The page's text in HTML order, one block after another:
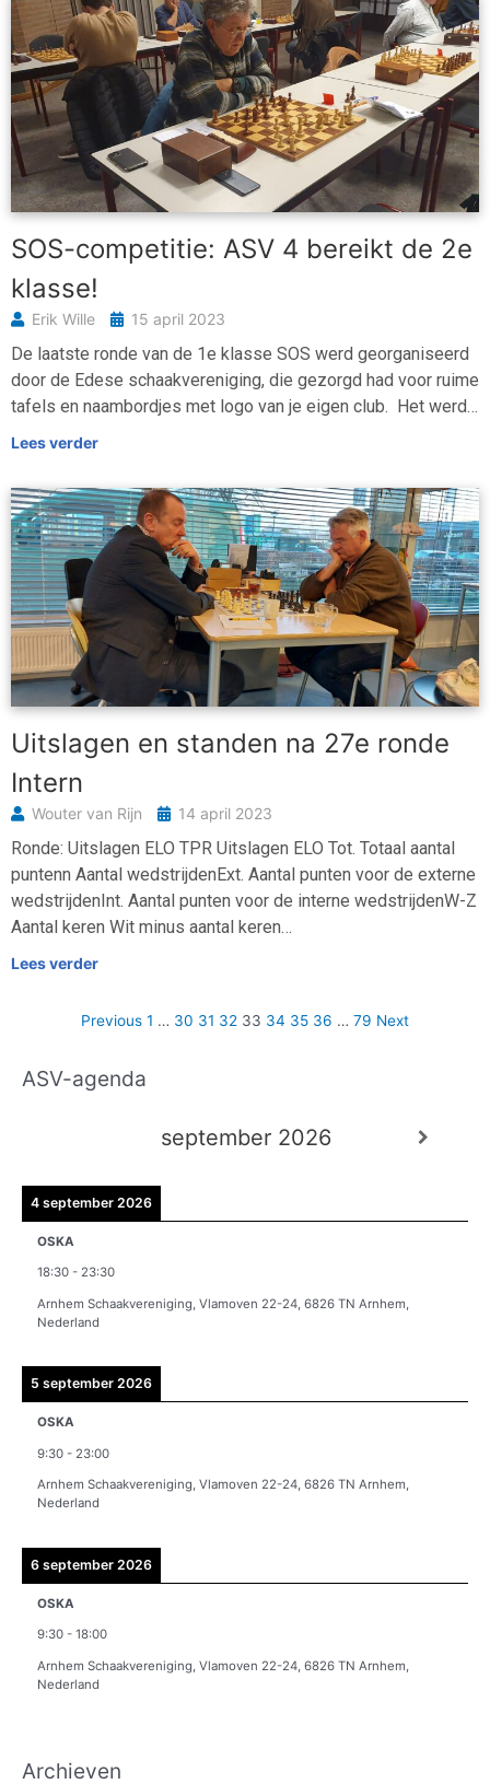
SOS-competitie: ASV 4 bereikt de 2e
klasse!
Erik Wille 15 april 2023
De laatste ronde van de 1e klasse SOS werd georganiseerd
door de Edese schaakvereniging, die gezorgd had voor ruime
tafels en naambordjes met logo van je eigen club. Het werd…
Lees verder
Uitslagen en standen na 27e ronde
Intern
Wouter van Rijn 14 april 2023
Ronde: Uitslagen ELO TPR Uitslagen ELO Tot. Totaal aantal
puntenn Aantal wedstrijdenExt. Aantal punten voor de externe
wedstrijdenInt. Aantal punten voor de interne wedstrijdenW-Z
Aantal keren Wit minus aantal keren…
Lees verder
Previous 1 … 30 31 32 33 34 35 36 … 79 Next
ASV-agenda
september 2026
4 september 2026
OSKA
18:30 - 23:30
Arnhem Schaakvereniging, Vlamoven 22-24, 6826 TN Arnhem,
Nederland
5 september 2026
OSKA
9:30 - 23:00
Arnhem Schaakvereniging, Vlamoven 22-24, 6826 TN Arnhem,
Nederland
6 september 2026
OSKA
9:30 - 18:00
Arnhem Schaakvereniging, Vlamoven 22-24, 6826 TN Arnhem,
Nederland
Archieven
A
e